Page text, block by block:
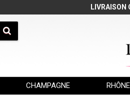
LIVRAISON
CHAMPAGNE RHÔNE